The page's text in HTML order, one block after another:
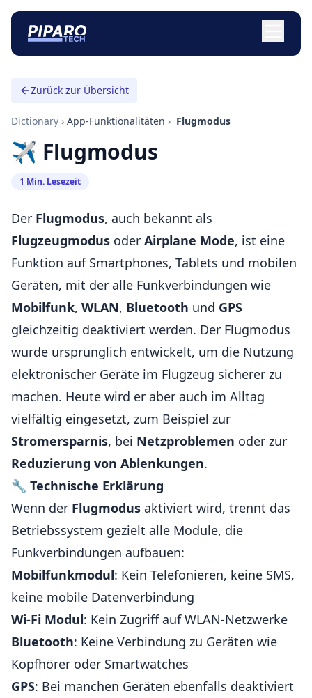
Zurück zur Übersicht
Dictionary › App-Funktionalitäten › ️ Flugmodus
✈️ Flugmodus
1 Min. Lesezeit
Der Flugmodus, auch bekannt als
Flugzeugmodus oder Airplane Mode, ist eine
Funktion auf Smartphones, Tablets und mobilen
Geräten, mit der alle Funkverbindungen wie
Mobilfunk, WLAN, Bluetooth und GPS
gleichzeitig deaktiviert werden. Der Flugmodus
wurde ursprünglich entwickelt, um die Nutzung
elektronischer Geräte im Flugzeug sicherer zu
machen. Heute wird er aber auch im Alltag
vielfältig eingesetzt, zum Beispiel zur
Stromersparnis, bei Netzproblemen oder zur
Reduzierung von Ablenkungen.
🔧 Technische Erklärung
Wenn der Flugmodus aktiviert wird, trennt das
Betriebssystem gezielt alle Module, die
Funkverbindungen aufbauen:
Mobilfunkmodul: Kein Telefonieren, keine SMS,
keine mobile Datenverbindung
Wi-Fi Modul: Kein Zugriff auf WLAN-Netzwerke
Bluetooth: Keine Verbindung zu Geräten wie
Kopfhörer oder Smartwatches
GPS: Bei manchen Geräten ebenfalls deaktiviert